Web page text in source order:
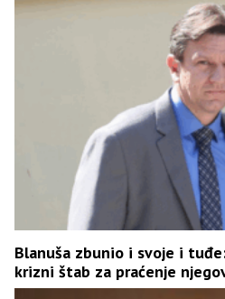
Blanuša zbunio i svoje i
krizni štab za praćenje